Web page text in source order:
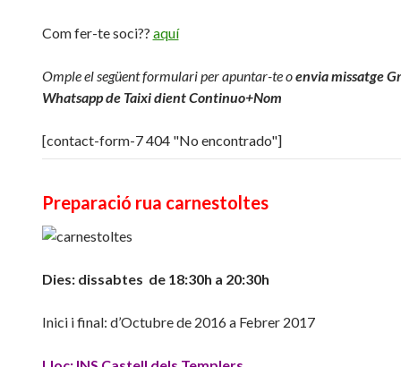
Com fer-te soci?? aquí
Omple el següent formulari per apuntar-te oenvia missatge
Whatsapp de Taixi dient Continuo+Nom
[contact-form-7 404 "No encontrado"]
Preparació rua carnestoltes
Dies: dissabtes de 18:30h a 20:30h
Inici i final: d’Octubre de 2016 a Febrer 2017